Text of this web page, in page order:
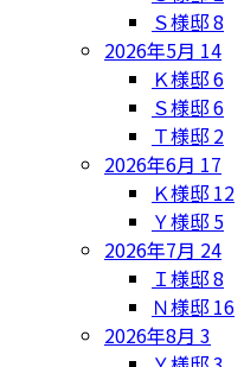
Ｓ様邸8
2026年5月 14
Ｋ様邸6
Ｓ様邸6
Ｔ様邸 2
2026年6月 17
Ｋ様邸 12
Ｙ様邸 5
2026年7月 24
Ｉ様邸8
Ｎ様邸 16
2026年8月 3